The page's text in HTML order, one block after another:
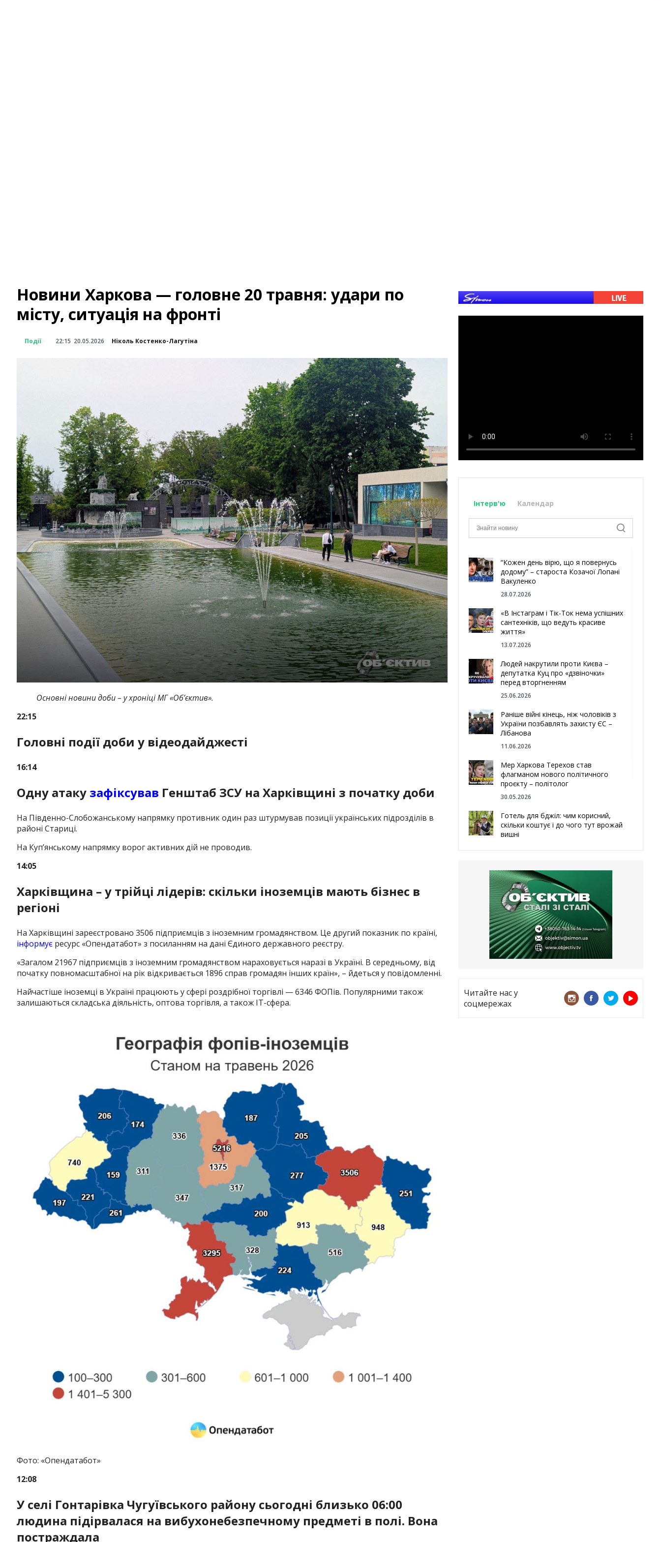
Новини Харкова — головне 20 травня: удари по
місту, ситуація на фронті
Події 22:15 20.05.2026 Ніколь Костенко-Лагутіна
Основні новини доби – у хроніці МГ «Об’єктив».
22:15
Головні події доби у відеодайджесті
16:14
Одну атаку зафіксував Генштаб ЗСУ на Харківщині з початку доби
На Південно-Слобожанському напрямку противник один раз штурмував позиції українських підрозділів в
районі Стариці.
На Куп’янському напрямку ворог активних дій не проводив.
14:05
Харківщина – у трійці лідерів: скільки іноземців мають бізнес в
регіоні
На Харківщині зареєстровано 3506 підприємців з іноземним громадянством. Це другий показник по країні,
інформуєресурс «Опендатабот» з посиланням на дані Єдиного державного реєстру.
«Загалом 21967 підприємців з іноземним громадянством нараховується наразі в Україні. В середньому, від
початку повномасштабної на рік відкривається 1896 справ громадян інших країн», – йдеться у повідомленні.
Найчастіше іноземці в Україні працюють у сфері роздрібної торгівлі — 6346 ФОПів. Популярними також
залишаються складська діяльність, оптова торгівля, а також ІТ-сфера.
Фото: «Опендатабот»
12:08
У селі Гонтарівка Чугуївського району сьогодні близько 06:00
людина підірвалася на вибухонебезпечному предметі в полі. Вона
постраждала
Інтерв'ю Календар
“Кожен день вірю, що я повернусь
додому” – староста Козачої Лопані
Вакуленко
28.07.2026
«В Інстаграм і Тік-Ток нема успішних
сантехніків, що ведуть красиве
життя»
13.07.2026
Людей накрутили проти Києва –
депутатка Куц про «дзвіночки»
перед вторгненням
25.06.2026
Раніше війні кінець, ніж чоловіків з
України позбавлять захисту ЄС –
Лібанова
11.06.2026
Мер Харкова Терехов став
флагманом нового політичного
проєкту – політолог
30.05.2026
Готель для бджіл: чим корисний,
скільки коштує і до чого тут врожай
вишні
Чугуєва, міста, яке встояло попри
все
21.05.2026
«ТЦК порушує закон? Нехай
платять!» Як завдяки штрафу жінку
виключили з обліку
15.05.2026
Читайте нас у
соцмережах
InstagramFacebook
TwitterYoutube